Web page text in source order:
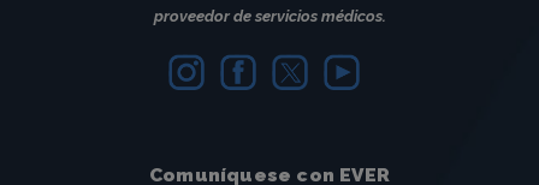
proveedor de servicios médicos.
Comuníquese con EVER